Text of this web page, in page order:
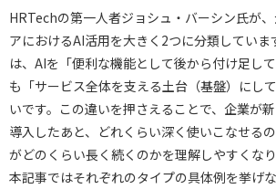
HRTechの第一人者ジョシュ・バーシン氏が
アにおけるAI活用を大きく2つに分類していま
は、AIを「便利な機能として後から付け足し
も「サービス全体を支える土台（基盤）にし
いです。この違いを押さえることで、企業が
導入したあと、どれくらい深く使いこなせる
がどのくらい長く続くのかを理解しやすくなり
本記事ではそれぞれのタイプの具体例を挙げ